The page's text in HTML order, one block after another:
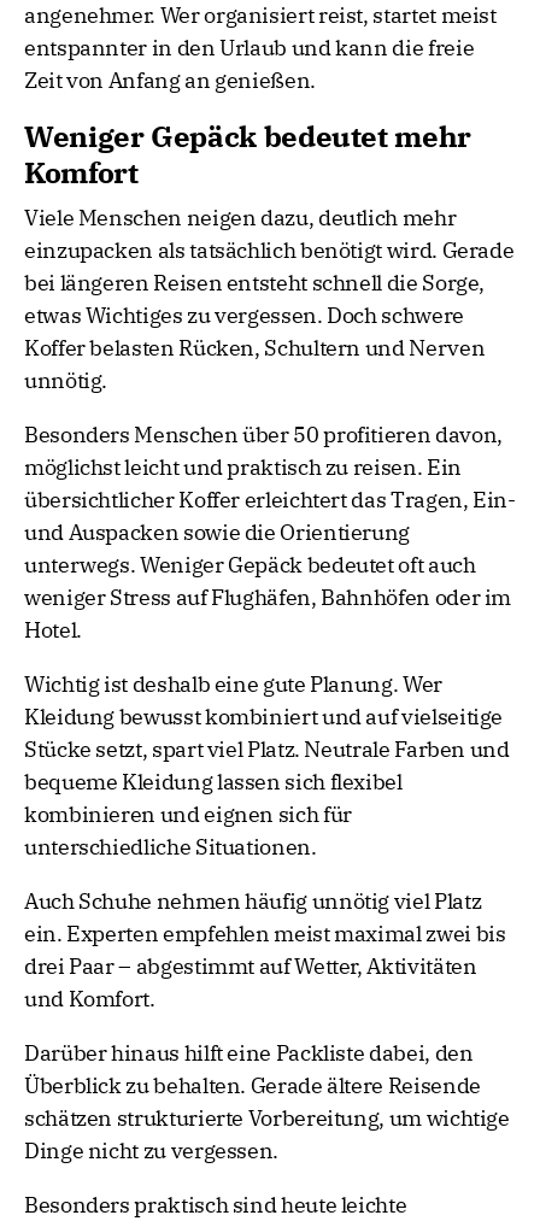
angenehmer. Wer organisiert reist, startet meist
entspannter in den Urlaub und kann die freie
Zeit von Anfang an genießen.
Weniger Gepäck bedeutet mehr
Komfort
Viele Menschen neigen dazu, deutlich mehr
einzupacken als tatsächlich benötigt wird. Gerade
bei längeren Reisen entsteht schnell die Sorge,
etwas Wichtiges zu vergessen. Doch schwere
Koffer belasten Rücken, Schultern und Nerven
unnötig.
Besonders Menschen über 50 profitieren davon,
möglichst leicht und praktisch zu reisen. Ein
übersichtlicher Koffer erleichtert das Tragen, Ein-
und Auspacken sowie die Orientierung
unterwegs. Weniger Gepäck bedeutet oft auch
weniger Stress auf Flughäfen, Bahnhöfen oder im
Hotel.
Wichtig ist deshalb eine gute Planung. Wer
Kleidung bewusst kombiniert und auf vielseitige
Stücke setzt, spart viel Platz. Neutrale Farben und
bequeme Kleidung lassen sich flexibel
kombinieren und eignen sich für
unterschiedliche Situationen.
Auch Schuhe nehmen häufig unnötig viel Platz
ein. Experten empfehlen meist maximal zwei bis
drei Paar – abgestimmt auf Wetter, Aktivitäten
und Komfort.
Darüber hinaus hilft eine Packliste dabei, den
Überblick zu behalten. Gerade ältere Reisende
schätzen strukturierte Vorbereitung, um wichtige
Dinge nicht zu vergessen.
Besonders praktisch sind heute leichte